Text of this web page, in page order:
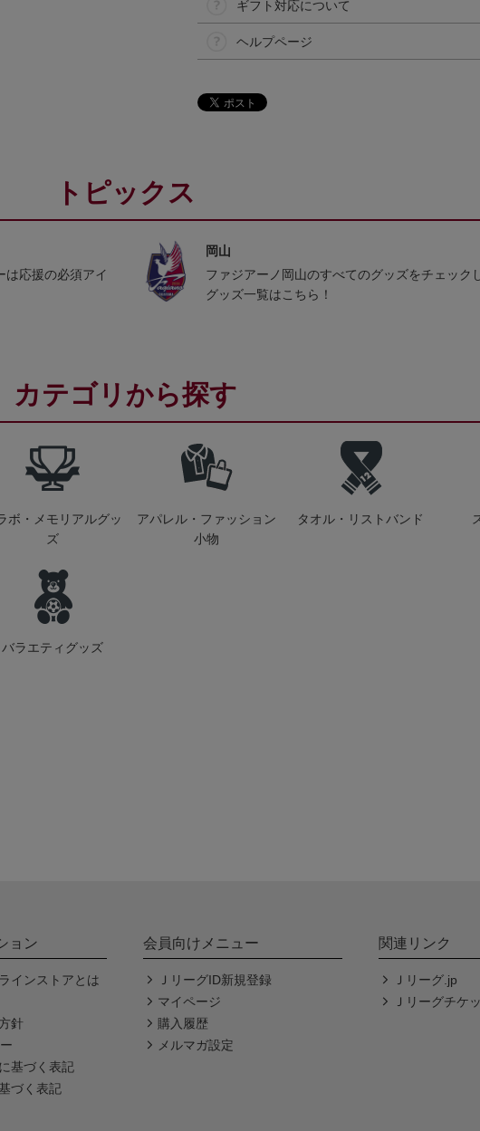
ギフト対応について
ヘルプページ
トピックス
は応援の必須アイ
岡山
ファジアーノ岡山のすべてのグッズをチェック
グッズ一覧はこちら！
カテゴリから探す
ボ・メモリアルグッ
ズ
アパレル・ファッション
小物
タオル・リストバンド
バラエティグッズ
ョン
インストアとは
針
基づく表記
づく表記
会員向けメニュー
ＪリーグID新規登録
マイページ
購入履歴
メルマガ設定
関連リンク
Ｊリーグ.jp
Ｊリーグチケ